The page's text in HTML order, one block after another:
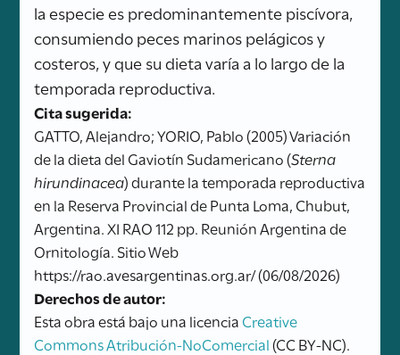
la especie es predominantemente piscívora,
consumiendo peces marinos pelágicos y
costeros, y que su dieta varía a lo largo de la
temporada reproductiva.
Cita sugerida:
GATTO, Alejandro; YORIO, Pablo (2005) Variación
de la dieta del Gaviotín Sudamericano (Sterna
hirundinacea) durante la temporada reproductiva
en la Reserva Provincial de Punta Loma, Chubut,
Argentina. XI RAO 112 pp. Reunión Argentina de
Ornitología. Sitio Web
https://rao.avesargentinas.org.ar/ (06/08/2026)
Derechos de autor:
Esta obra está bajo una licencia Creative
Commons Atribución-NoComercial(CC BY-NC).